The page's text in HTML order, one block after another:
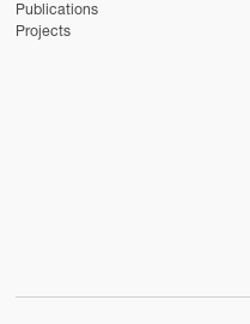
Publications
Projects